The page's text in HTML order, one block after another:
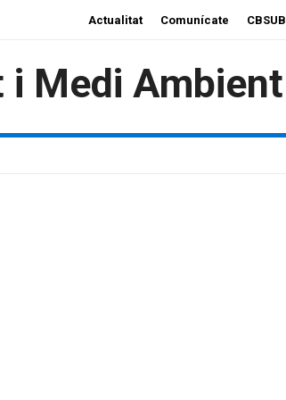
Actualitat Comunícate CBSUB
i Medi Ambient